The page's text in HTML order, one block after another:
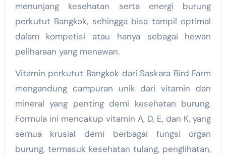
menunjang kesehatan serta energi burung
perkutut Bangkok, sehingga bisa tampil optimal
dalam kompetisi atau hanya sebagai hewan
peliharaan yang menawan.
Vitamin perkutut Bangkok dari Saskara Bird Farm
mengandung campuran unik dari vitamin dan
mineral yang penting demi kesehatan burung.
Formula ini mencakup vitamin A, D, E, dan K, yang
semua krusial demi berbagai fungsi organ
burung, termasuk kesehatan tulang, penglihatan,